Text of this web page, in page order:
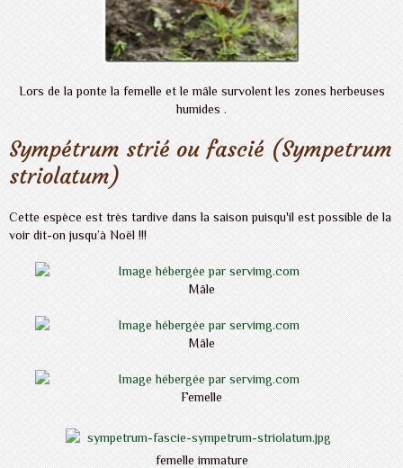
Lors de la ponte la femelle et le mâle survolent les zones herbeuses
humides .
Sympétrum strié ou fascié (Sympetrum
striolatum)
Cette espèce est très tardive dans la saison puisqu'il est possible de la
voir dit-on jusqu’à Noël !!!
Mâle
Mâle
Femelle
femelle immature